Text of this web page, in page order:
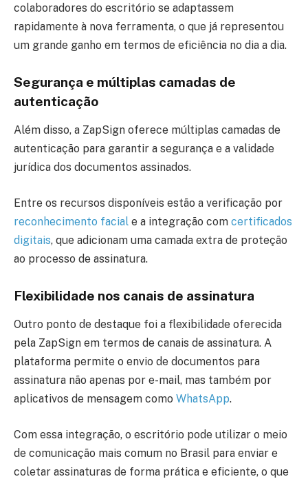
colaboradores do escritório se adaptassem
rapidamente à nova ferramenta, o que já representou
um grande ganho em termos de eficiência no dia a dia.
Segurança e múltiplas camadas de
autenticação
Além disso, a ZapSign oferece múltiplas camadas de
autenticação para garantir a segurança e a validade
jurídica dos documentos assinados.
Entre os recursos disponíveis estão a verificação por
reconhecimento facial e a integração com certificados
digitais, que adicionam uma camada extra de proteção
ao processo de assinatura.
Flexibilidade nos canais de assinatura
Outro ponto de destaque foi a flexibilidade oferecida
pela ZapSign em termos de canais de assinatura. A
plataforma permite o envio de documentos para
assinatura não apenas por e-mail, mas também por
aplicativos de mensagem como WhatsApp.
Com essa integração, o escritório pode utilizar o meio
de comunicação mais comum no Brasil para enviar e
coletar assinaturas de forma prática e eficiente, o que